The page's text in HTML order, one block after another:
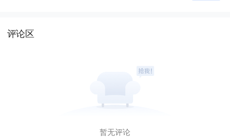
评论区
暂无评论